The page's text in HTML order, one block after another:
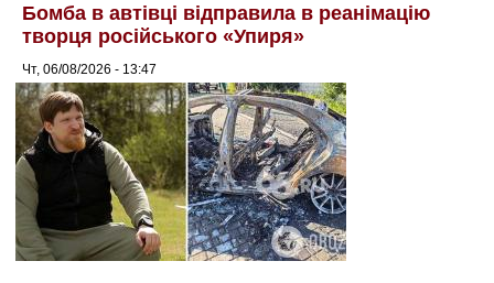
Бомба в автівці відправила в реанімацію
творця російського «Упиря»
Чт, 06/08/2026 - 13:47